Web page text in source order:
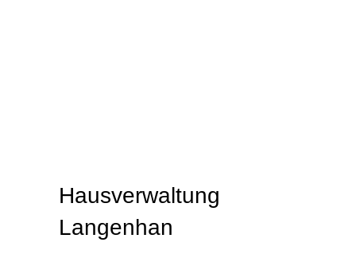
Hausverwaltung
Langenhan